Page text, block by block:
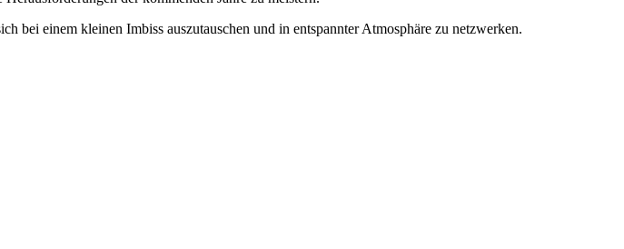
bei einem kleinen Imbiss auszutauschen und in entspannter Atmosphäre zu netzwerken.